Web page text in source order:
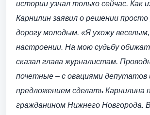
истории узнал только сейчас. Как
Карнилин заявил о решении
дорогу молодым. «Я ухожу
настроении. На мою судьбу
сказал глава журналистам.
почетные – с овациями депутатов
предложением сделать Карнилина
гражданином Нижнего Новгорода.